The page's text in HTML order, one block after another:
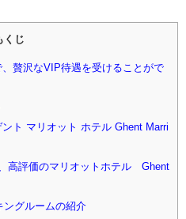
くじ
贅沢なVIP待遇を受けることがで
ト マリオット ホテル Ghent Marri
高評価のマリオットホテル Ghent
ングルームの紹介